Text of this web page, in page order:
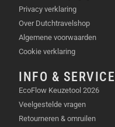
Privacy verklaring
Over Dutchtravelshop
Algemene voorwaarden
Cookie verklaring
INFO & SERVICE
EcoFlow Keuzetool 2026
Veelgestelde vragen
Retourneren & omruilen